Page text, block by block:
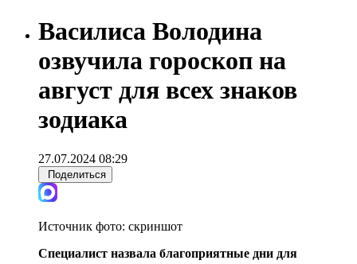
Василиса Володина
озвучила гороскоп на
август для всех знаков
зодиака
27.07.2024 08:29
Поделиться
Источник фото: скриншот
Специалист назвала благоприятные дни для